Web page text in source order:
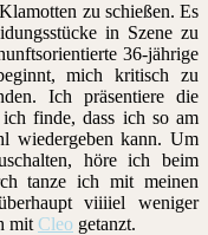
zu schießen. Es
in Szene zu
36-jährige
mich kritisch zu
Ich präsentiere die
finde, dass ich so am
wiedergeben kann. Um
höre ich beim
tanze ich mit meinen
viiiiel weniger
mit Cleo getanzt.